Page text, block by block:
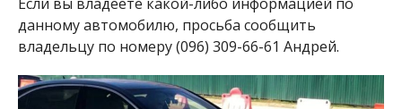
данному автомобилю, просьба сообщить
владельцу по номеру (096) 309-66-61 Андрей.